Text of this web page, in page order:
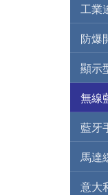
工業
阿波
阿波
阿波
邱比
大力
選購
大力
防爆
顯示
無線
藍牙
馬達
意大